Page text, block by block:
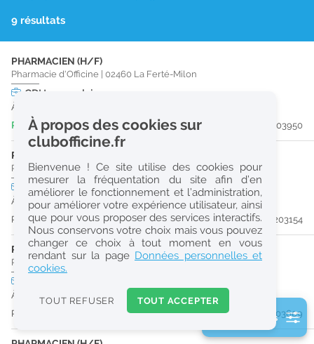
Réinitialiser
2
0
k
Consulter les offres de la France d'outre-mer
9 résultats
PHARMACIEN (H/F)
Pharmacie d'Officine 02460 La Ferté-Milon
CDI temps plein
À partir du 06/10/26
Publiée il y a 7 jour(s)
#203950
PRÉPARATEUR EN PHARMACIE (H/F)
Pharmacie d'Officine|02400 Château-Thierry
temps plein
À partir du 30/08/26
Publiée il y a 10 jour(s)
#203154
PHARMACIEN (H/F)
Pharmacie d'Officine 02310 Nogent-L'Artaud
À partir du 30/08/26
Publiée il y a 11 jour(s)
#203609
2 filtre(s) actifs
À propos des cookies sur
clubofficine.fr
Bienvenue ! Ce site utilise des cookies pour
mesurer la fréquentation du site afin d’en
améliorer le fonctionnement et l’administration,
pour améliorer votre expérience utilisateur, ainsi
que pour vous proposer des services interactifs.
Nous conservons votre choix mais vous pouvez
changer ce choix à tout moment en vous
rendant sur la page Données personnelles et
cookies.
TOUT REFUSER TOUT ACCEPTER